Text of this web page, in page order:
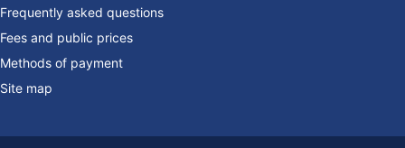
Frequently asked questions
Fees and public prices
Methods of payment
Site map